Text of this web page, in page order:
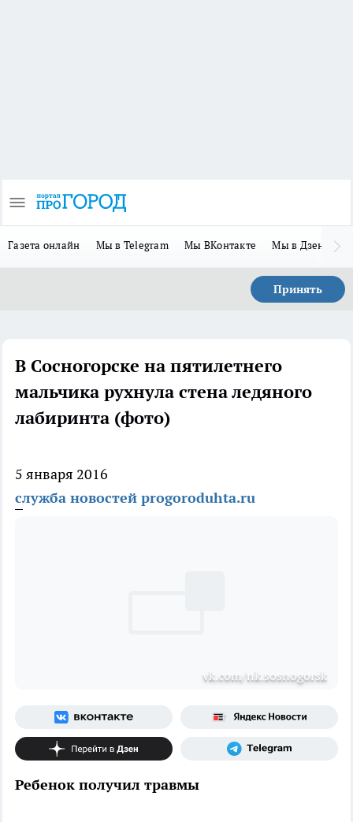
Газета онлайн Мы в Telegram Мы ВКонтакте Мы в Дзене
Принять
В Сосногорске на пятилетнего
мальчика рухнула стена ледяного
лабиринта (фото)
5 января 2016
служба новостей progoroduhta.ru
vk.com/nk.sosnogorsk
Ребенок получил травмы